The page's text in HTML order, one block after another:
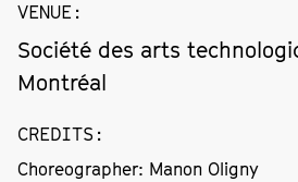
VENUE :
Société des arts
Montréal
CREDITS :
Choreographer: Manon Oligny